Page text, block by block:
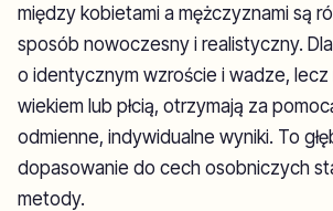
między kobietami a mężczyznami są
sposób nowoczesny i realistyczny.
o identycznym wzroście i wadze, lecz
wiekiem lub płcią, otrzymają za
odmienne, indywidualne wyniki. To
dopasowanie do cech osobniczych
metody.